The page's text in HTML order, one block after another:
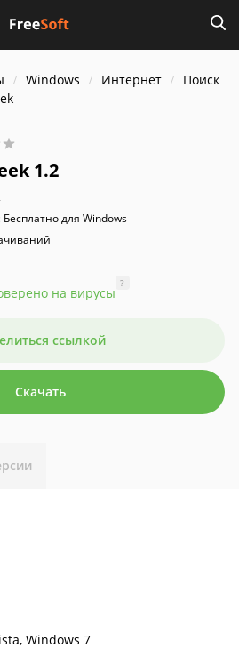
Windows Интернет
Поиск
1.2
Бесплатно для Windows
на вирусы
?
ссылкой
Скачать
Windows 7